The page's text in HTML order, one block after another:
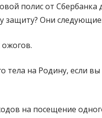
полис от Сбербанка
защиту? Они
тела на Родину, если вы
на посещение